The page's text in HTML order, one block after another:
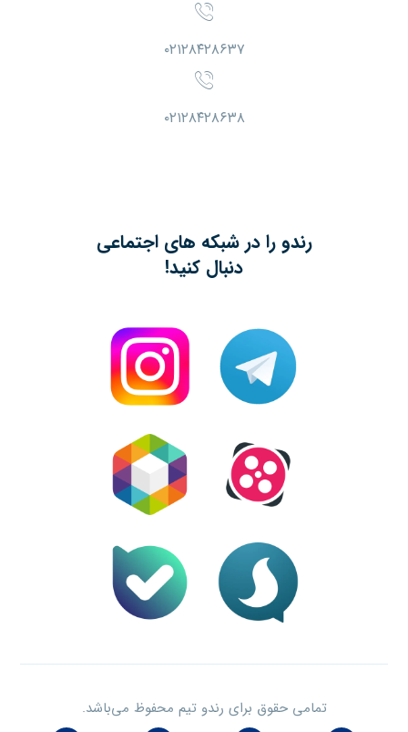
۰۲۱۲۸۴۲۸۶۳۷
۰۲۱۲۸۴۲۸۶۳۸
رندو را در شبکه های اجتماعی
دنبال کنید!
تمامی حقوق برای رندو تیم محفوظ می‌باشد.